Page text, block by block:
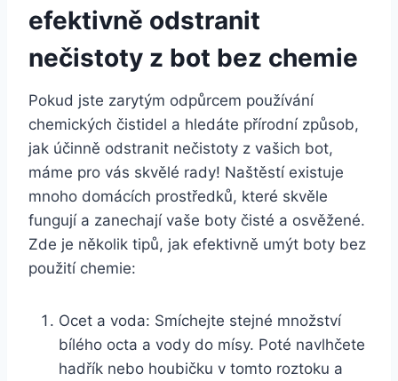
efektivně‍ odstranit ​
nečistoty z bot ⁤bez ⁢chemie
Pokud‍ jste zarytým odpůrcem používání
‍chemických čistidel a hledáte přírodní způsob,
jak⁤ účinně‍ odstranit nečistoty z vašich bot,
máme pro vás skvělé rady! Naštěstí existuje
mnoho domácích prostředků, které skvěle
fungují a zanechají vaše boty čisté a ⁢osvěžené.
Zde je ​několik tipů, jak efektivně umýt boty bez
použití chemie:
Ocet a voda: ⁤Smíchejte stejné množství
bílého ​octa⁢ a vody do mísy. Poté navlhčete
hadřík nebo houbičku v⁣ tomto roztoku a